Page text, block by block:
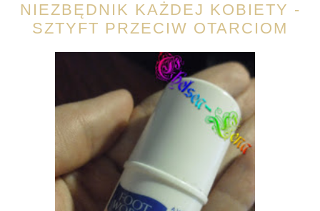
NIEZBĘDNIK KAŻDEJ KOBIETY -
SZTYFT PRZECIW OTARCIOM